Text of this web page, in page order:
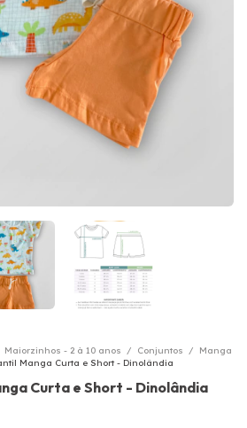
Maiorzinhos - 2 à 10 anos / Conjuntos /
Manga
Manga Curta e Short - Dinolândia
Curta e Short - Dinolândia